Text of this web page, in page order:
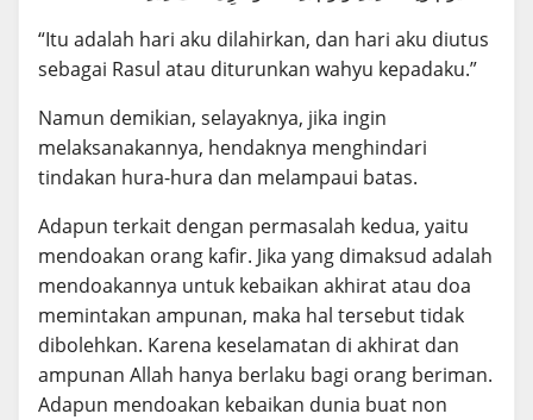
“Itu adalah hari aku dilahirkan, dan hari aku diutus
sebagai Rasul atau diturunkan wahyu kepadaku.”
Namun demikian, selayaknya, jika ingin
melaksanakannya, hendaknya menghindari
tindakan hura-hura dan melampaui batas.
Adapun terkait dengan permasalah kedua, yaitu
mendoakan orang kafir. Jika yang dimaksud adalah
mendoakannya untuk kebaikan akhirat atau doa
memintakan ampunan, maka hal tersebut tidak
dibolehkan. Karena keselamatan di akhirat dan
ampunan Allah hanya berlaku bagi orang beriman.
Adapun mendoakan kebaikan dunia buat non